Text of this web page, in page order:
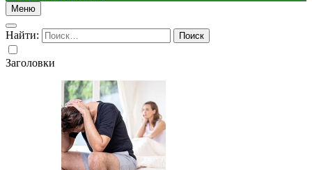
Меню
Найти:
Заголовки